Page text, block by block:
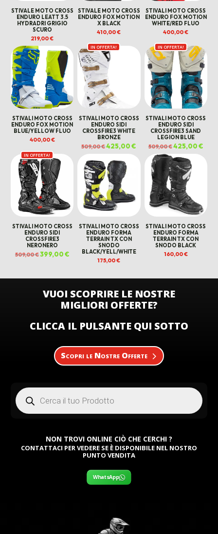
STIVALE MOTO CROSS
ENDURO LEATT 3.5
HYDRADRI GRIGIO
SCURO
219,00€
STIVALE MOTO CROSS
ENDURO FOX MOTION
X BLACK
410,00€
STIVALI MOTO CROSS
ENDURO FOX MOTION
WHITE/RED FLUO
400,00€
STIVALI MOTO CROSS
ENDURO FOX MOTION
BLUE/YELLOW FLUO
400,00€
IN OFFERTA!
STIVALI MOTO CROSS
ENDURO SIDI
CROSSFIRE3 WHITE
BRONZE
509,00€Il
prezzo
originale
era:
509,00 €.
425,00€
prezzo
attuale
è:
425,00 €.
IN OFFERTA!
STIVALI MOTO CROSS
ENDURO SIDI
CROSSFIRE3 SAND
LEGION BLUE
509,00€Il
prezzo
originale
era:
509,00 €.
425,00€Il
è:
IN OFFERTA!
STIVALI MOTO CROSS
ENDURO SIDI
CROSSFIRE3
NERONERO
509,00€ Il
prezzo
399,00€Il
prezzo
STIVALI MOTO CROSS
ENDURO FORMA
TERRAIN TX CON
SNODO
BLACK/YELL/WHITE
175,00€
STIVALI MOTO CROSS
ENDURO FORMA
TERRAIN TX CON
SNODO BLACK
160,00€
VUOI SCOPRIRE LE NOSTRE
MIGLIORI OFFERTE?
CLICCA IL PULSANTE QUI SOTTO
Scopri le Nostre Offerte
Products
search
NON TROVI ONLINE CIÒ CHE CERCHI ?
CONTATTACI PER VEDERE SE È DISPONIBILE NEL NOSTRO
PUNTO VENDITA
WhatsApp